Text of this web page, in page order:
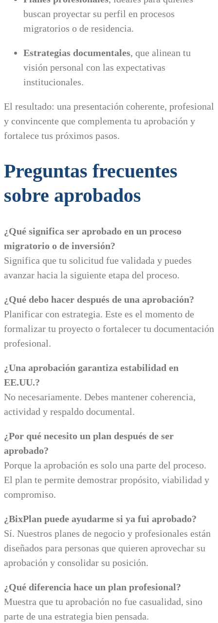
buscan proyectar su perfil en procesos
migratorios o de residencia.
Estrategias documentales, que alinean tu
visión personal con las expectativas
institucionales.
El resultado: una presentación coherente, profesional
y convincente que complementa tu aprobación y
fortalece tus próximos pasos.
Preguntas frecuentes
sobre aprobados
¿Qué significa ser aprobado en un proceso
migratorio o de inversión?
Significa que tu solicitud fue validada y puedes
avanzar hacia la siguiente etapa del proceso.
¿Qué debo hacer después de una aprobación?
Planificar con estrategia. Este es el momento de
formalizar tu proyecto o fortalecer tu documentación
profesional.
¿Una aprobación garantiza estabilidad en
EE.UU.?
No necesariamente. Debes mantener coherencia,
actividad y respaldo documental.
¿Por qué necesito un plan después de ser
aprobado?
Porque la aprobación es solo una parte del proceso.
El plan te permite demostrar propósito, viabilidad y
compromiso.
¿BixPlan puede ayudarme si ya fui aprobado?
Sí. Nuestros planes de negocio y profesionales están
diseñados para personas que quieren aprovechar su
aprobación y consolidar su posición.
¿Qué diferencia hace un plan profesional?
Muestra que tu aprobación no fue casualidad, sino
parte de una estrategia bien pensada.